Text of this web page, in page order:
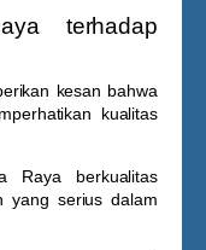
terhadap
kesan bahwa
kualitas
Raya berkualitas
yang serius dalam